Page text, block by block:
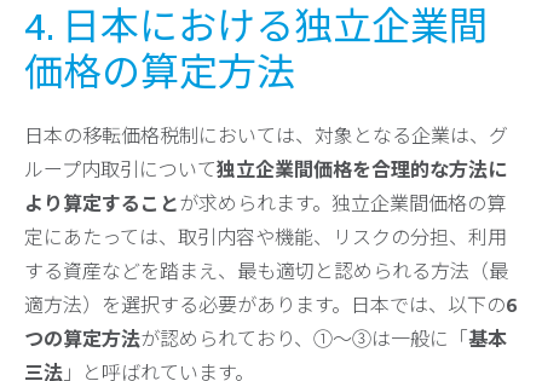
4. 日本における独立企業間
価格の算定方法
日本の移転価格税制においては、対象となる企業は、グ
ループ内取引について独立企業間価格を合理的な方法に
より算定することが求められます。独立企業間価格の算
定にあたっては、取引内容や機能、リスクの分担、利用
する資産などを踏まえ、最も適切と認められる方法（最
適方法）を選択する必要があります。日本では、以下の6
つの算定方法が認められており、①〜③は一般に「 基本
三法 」と呼ばれています。